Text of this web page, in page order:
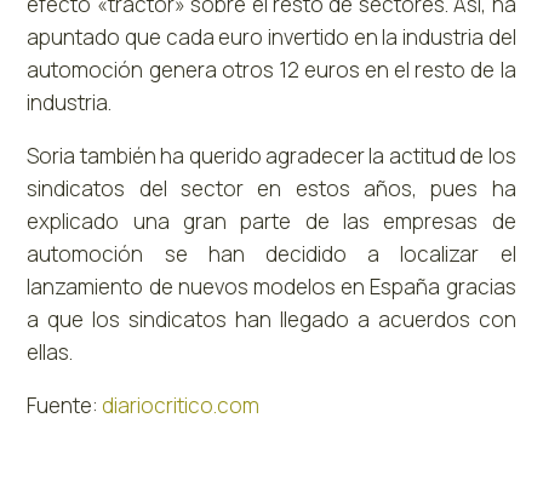
apuntado que cada euro invertido en la industria del
automoción genera otros 12 euros en el resto de la
industria.
Soria también ha querido agradecer la actitud de los
sindicatos del sector en estos años, pues ha
explicado una gran parte de las empresas de
automoción se han decidido a localizar el
lanzamiento de nuevos modelos en España gracias
a que los sindicatos han llegado a acuerdos con
ellas.
Fuente: diariocritico.com